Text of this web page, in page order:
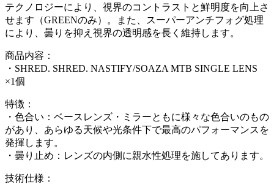
テクノロジーにより、視界のコントラストと鮮明度を向上さ
せます（GREENのみ）。また、スーパーアンチフォグ処理
により、曇りを抑え視界の透明感を長く維持します。
商品内容：
・SHRED. SHRED. NASTIFY/SOAZA MTB SINGLE LENS
×1個
特徴：
・色合い：ベースレンズ・ミラーともに様々な色合いのもの
があり、あらゆる天候や光条件下で最高のパフォーマンスを
発揮します。
・曇り止め：レンズの内側に親水性処理を施してあります。
技術仕様：